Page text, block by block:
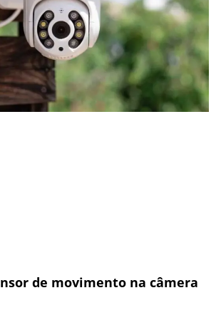
de movimento na câmera